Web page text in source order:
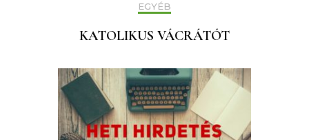
EGYÉB
KATOLIKUS VÁCRÁTÓT